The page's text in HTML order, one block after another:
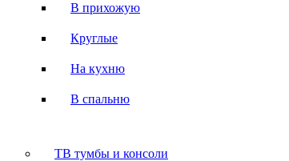
В прихожую
Круглые
На кухню
В спальню
ТВ тумбы и консоли